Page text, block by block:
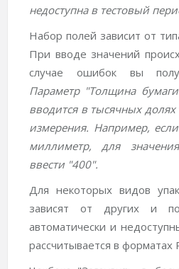
недоступна в тестовый
Набор полей зависит от
При вводе значений
случае ошибок вы
Параметр "Толщина
вводится в тысячных
измерения. Например,
миллиметр, для
ввести "400".
Для некоторых видов
зависят от других и
автоматически и
рассчитывается в форматах